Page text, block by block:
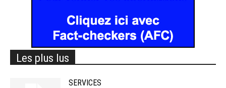
Les plus lus
SERVICES